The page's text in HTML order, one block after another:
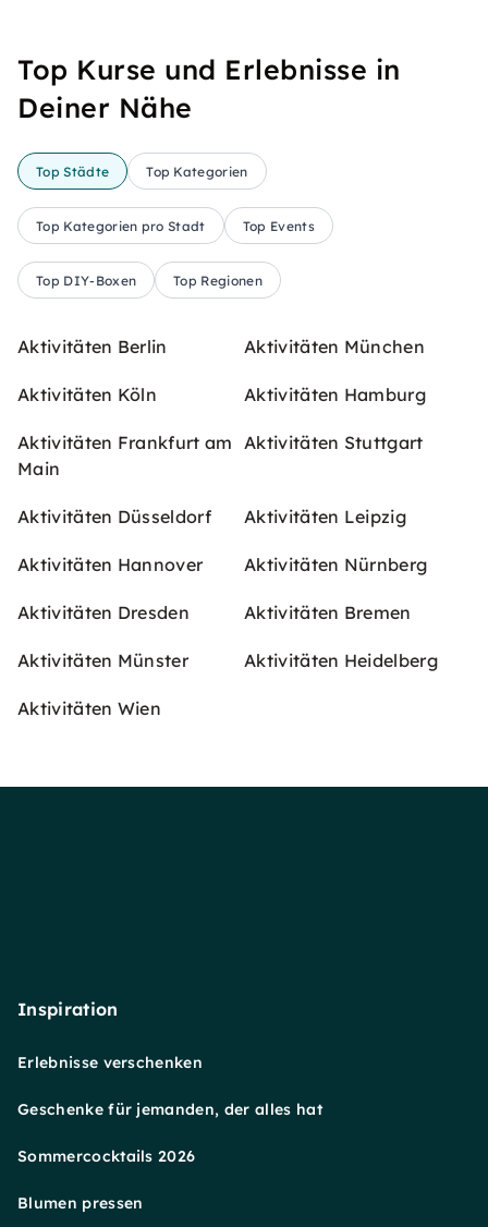
Top Kurse und Erlebnisse in
Deiner Nähe
Top Städte Top Kategorien
Top Kategorien pro Stadt Top Events
Top DIY-Boxen Top Regionen
Aktivitäten Berlin Aktivitäten München
Aktivitäten Köln Aktivitäten Hamburg
Aktivitäten Frankfurt am
Main
Aktivitäten Stuttgart
Aktivitäten Düsseldorf Aktivitäten Leipzig
Aktivitäten Hannover Aktivitäten Nürnberg
Aktivitäten Dresden Aktivitäten Bremen
Aktivitäten Münster Aktivitäten Heidelberg
Aktivitäten Wien
Inspiration
Erlebnisse verschenken
Geschenke für jemanden, der alles hat
Sommercocktails 2026
Blumen pressen